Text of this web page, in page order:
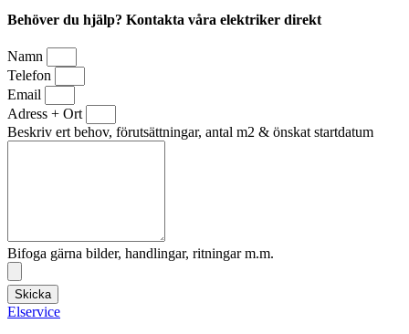
Behöver du hjälp? Kontakta våra elektriker direkt
Namn
Telefon
Email
Adress + Ort
Beskriv ert behov, förutsättningar, antal m2 & önskat startdatum
Bifoga gärna bilder, handlingar, ritningar m.m.
Skicka
Elservice